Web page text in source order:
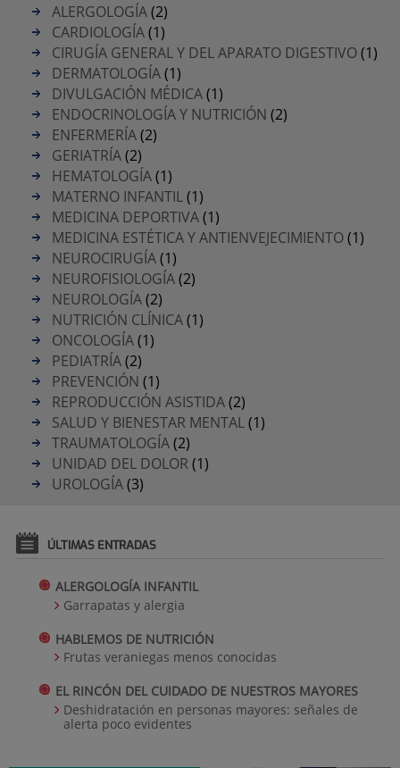
ALERGOLOGÍA(2)
CARDIOLOGÍA(1)
CIRUGÍA GENERAL Y DEL APARATO DIGESTIVO(1)
DERMATOLOGÍA(1)
DIVULGACIÓN MÉDICA(1)
ENDOCRINOLOGÍA Y NUTRICIÓN (2)
ENFERMERÍA(2)
GERIATRÍA(2)
HEMATOLOGÍA(1)
MATERNO INFANTIL(1)
MEDICINA DEPORTIVA(1)
MEDICINA ESTÉTICA Y ANTIENVEJECIMIENTO(1)
NEUROCIRUGÍA(1)
NEUROFISIOLOGÍA(2)
NEUROLOGÍA(2)
NUTRICIÓN CLÍNICA(1)
ONCOLOGÍA(1)
PEDIATRÍA(2)
PREVENCIÓN (1)
REPRODUCCIÓN ASISTIDA(2)
SALUD Y BIENESTAR MENTAL(1)
TRAUMATOLOGÍA(2)
UNIDAD DEL DOLOR(1)
UROLOGÍA(3)
ÚLTIMAS ENTRADAS
ALERGOLOGÍA INFANTIL
Garrapatas y alergia
HABLEMOS DE NUTRICIÓN
Frutas veraniegas menos conocidas
EL RINCÓN DEL CUIDADO DE NUESTROS MAYORES
Deshidratación en personas mayores: señales de
alerta poco evidentes